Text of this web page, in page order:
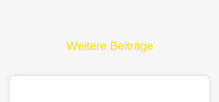
Weitere Beiträge